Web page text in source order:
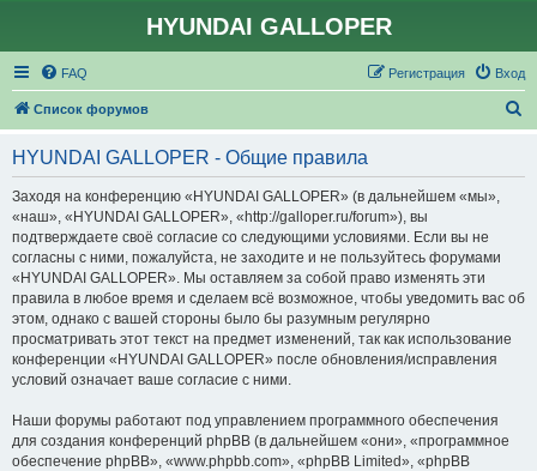
HYUNDAI GALLOPER
FAQ Вход
Регистрация
Список форумов
HYUNDAI GALLOPER - Общие правила
Заходя на конференцию «HYUNDAI GALLOPER» (в дальнейшем «мы»,
«наш», «HYUNDAI GALLOPER», «http://galloper.ru/forum»), вы
подтверждаете своё согласие со следующими условиями. Если вы не
согласны с ними, пожалуйста, не заходите и не пользуйтесь форумами
«HYUNDAI GALLOPER». Мы оставляем за собой право изменять эти
правила в любое время и сделаем всё возможное, чтобы уведомить вас об
этом, однако с вашей стороны было бы разумным регулярно
просматривать этот текст на предмет изменений, так как использование
конференции «HYUNDAI GALLOPER» после обновления/исправления
условий означает ваше согласие с ними.
Наши форумы работают под управлением программного обеспечения
для создания конференций phpBB (в дальнейшем «они», «программное
обеспечение phpBB», «www.phpbb.com», «phpBB Limited», «phpBB